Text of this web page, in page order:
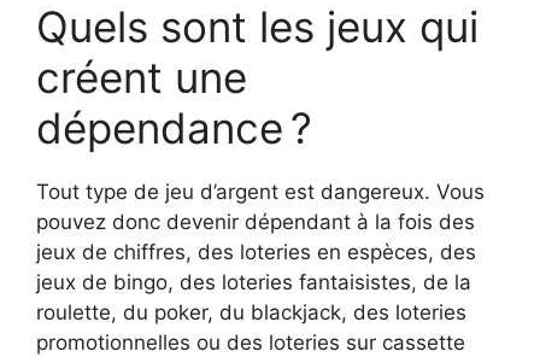
Quels sont les jeux qui
créent une
dépendance ?
Tout type de jeu d’argent est dangereux. Vous
pouvez donc devenir dépendant à la fois des
jeux de chiffres, des loteries en espèces, des
jeux de bingo, des loteries fantaisistes, de la
roulette, du poker, du blackjack, des loteries
promotionnelles ou des loteries sur cassette